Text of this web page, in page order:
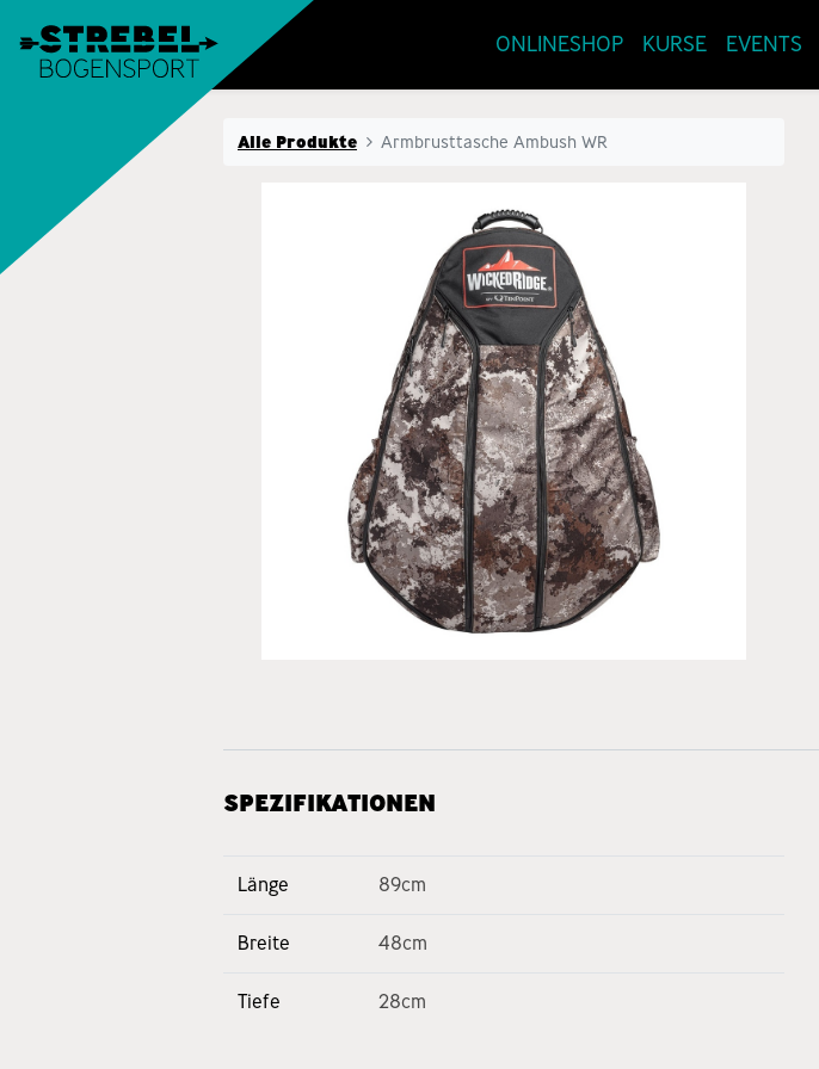
ONLINESHOP KURSE EVENTS
Alle Produkte Armbrusttasche Ambush WR
SPEZIFIKATIONEN
Länge 89cm
Breite 48cm
Tiefe 28cm